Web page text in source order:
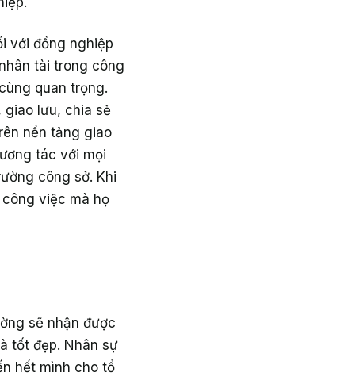
với đồng nghiệp
tài trong công
quan trọng.
lưu, chia sẻ
nền tảng giao
tác với mọi
công sở. Khi
việc mà họ
sẽ nhận được
tốt đẹp. Nhân sự
hết mình cho tổ